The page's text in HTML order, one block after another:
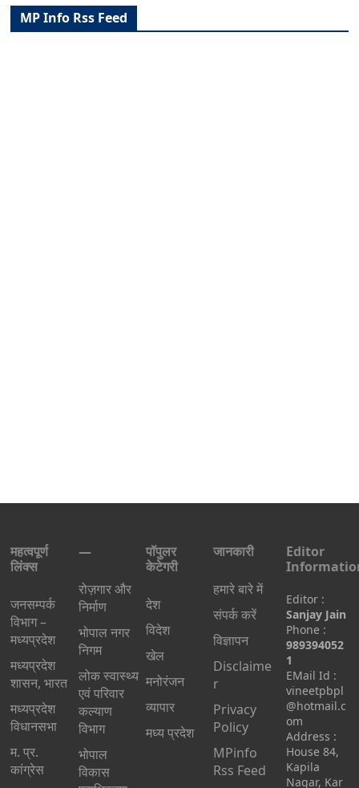
MP Info Rss Feed
महत्वपूर्ण
लिंक्स
जनसम्पर्क
विभाग –
मध्यप्रदेश
मध्यप्रदेश
शासन, भारत
मध्‍यप्रदेश
विधानसभा
म. प्र.
कांग्रेस
—
रोज़गार और
निर्माण
भोपाल नगर
निगम
लोक स्वास्थ्य
एवं परिवार
कल्याण
विभाग
भोपाल
विकास
पॉपुलर
केटेगरी
देश
विदेश
खेल
मनोरंजन
व्यापार
मध्य प्रदेश
जानकारी
हमारे बारे में
संपर्क करें
विज्ञापन
Disclaime
r
Privacy
Policy
MPinfo
Rss Feed
Editor
Editor :
Sanjay Jain
Phone :
989394052
1
EMail Id :
vineetpbpl
@hotmail.c
om
Address :
House 84,
Kapila
Nagar, Kar